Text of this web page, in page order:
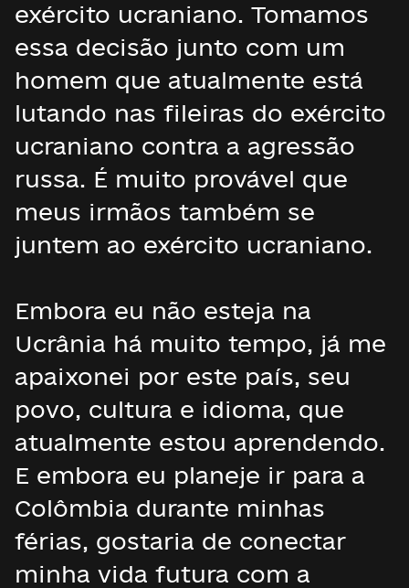
exército ucraniano. Tomamos
essa decisão junto com um
homem que atualmente está
lutando nas fileiras do exército
ucraniano contra a agressão
russa. É muito provável que
meus irmãos também se
juntem ao exército ucraniano.
Embora eu não esteja na
Ucrânia há muito tempo, já me
apaixonei por este país, seu
povo, cultura e idioma, que
atualmente estou aprendendo.
E embora eu planeje ir para a
Colômbia durante minhas
férias, gostaria de conectar
minha vida futura com a